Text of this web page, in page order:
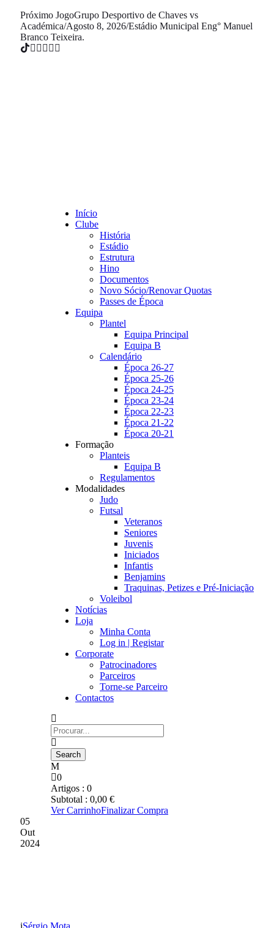
Próximo JogoGrupo Desportivo de Chaves vs
Académica/Agosto 8, 2026/Estádio Municipal Eng° Manuel
Branco Teixeira.
Início
Clube
História
Estádio
Estrutura
Hino
Documentos
Novo Sócio/Renovar Quotas
Passes de Época
Equipa
Plantel
Equipa Principal
Equipa B
Calendário
Época 26-27
Época 25-26
Época 24-25
Época 23-24
Época 22-23
Época 21-22
Época 20-21
Formação
Planteis
Equipa B
Regulamentos
Modalidades
Judo
Futsal
Veteranos
Seniores
Juvenis
Iniciados
Infantis
Benjamins
Traquinas, Petizes e Pré-Iniciação
Voleibol
Notícias
Loja
Minha Conta
Log in | Registar
Corporate
Patrocinadores
Parceiros
Torne-se Parceiro
Contactos
0
Artigos : 0
Subtotal : 0,00 €
Ver CarrinhoFinalizar Compra
05
Out
2024
Sérgio Mota